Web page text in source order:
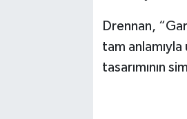
Drennan,
tam
tasarımının